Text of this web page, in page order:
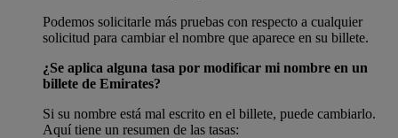
Podemos solicitarle más pruebas con respecto a cualquier
solicitud para cambiar el nombre que aparece en su billete.
¿Se aplica alguna tasa por modificar mi nombre en un
billete de Emirates?
Si su nombre está mal escrito en el billete, puede cambiarlo.
Aquí tiene un resumen de las tasas: